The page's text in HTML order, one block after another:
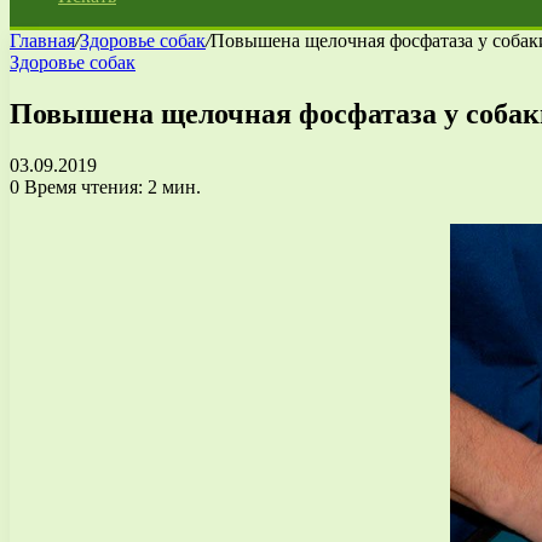
Главная/Здоровье собак/Повышена щелочная фосфатаза у
Здоровье собак
Повышена щелочная фосфатаза у
03.09.2019
0 Время чтения: 2 мин.